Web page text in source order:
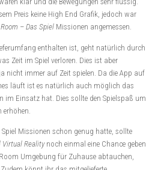
Preis keine High End Grafik, jedoch war
– Das Spiel Missionen angemessen.
enthalten ist, geht natürlich durch
Zeit im Spiel verloren. Dies ist aber
nicht immer auf Zeit spielen. Da die App auf
läuft ist es natürlich auch möglich das
im Einsatz hat. Dies sollte den Spielspaß um
Missionen schon genug hatte, sollte
Virtual Realitynoch einmal eine Chance geben
Umgebung für Zuhause abtauchen,